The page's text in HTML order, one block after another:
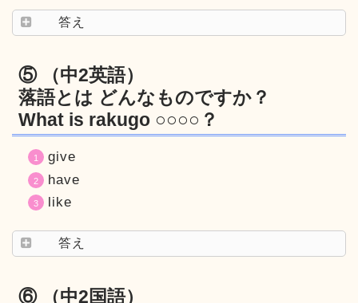
答え
⑤ （中2英語）
落語とは どんなものですか？
What is rakugo ○○○○？
give
have
like
答え
⑥ （中2国語）